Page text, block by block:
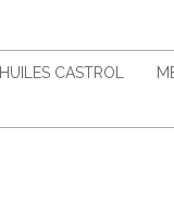
HUILES CASTROL